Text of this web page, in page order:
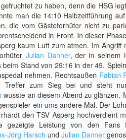
zu haben, denn die HSG
man die 14:10 Halbzeitführung
die vom Gästetorhüter nicht zu
in Front. In dieser
kaum Luft zum atmen. Im
Julian Danner, der in seinem
beim Stand von 29:16 in der 49.
nehmen. Rechtsaußen Fabian
Treffer zum Sieg bei und steht
wusste an diesem Abend zu glänzen.
ein ums andere Mal. Der
den TSV Asperg hochverdient
Leistung von den Fans
Jörg Harsch und Julian Danner